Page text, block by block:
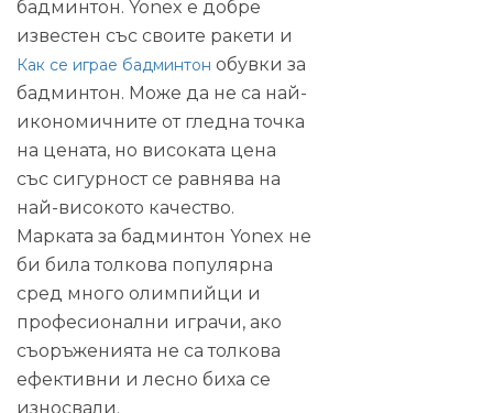
бадминтон. Yonex е добре
известен със своите ракети и
Как се играе бадминтон обувки за
бадминтон. Може да не са най-
икономичните от гледна точка
на цената, но високата цена
със сигурност се равнява на
най-високото качество.
Марката за бадминтон Yonex не
би била толкова популярна
сред много олимпийци и
професионални играчи, ако
съоръженията не са толкова
ефективни и лесно биха се
износвали.